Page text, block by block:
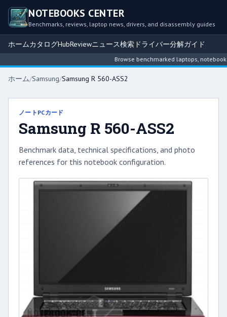
NOTEBOOKS CENTER
Benchmarks, reviews, laptop news, drivers, and disassembly guides
ホームカタログHubReviewニュース検索 ドライバー分解ガイド
Browse benchmarked laptops,
ホーム/Samsung/Samsung R 560-ASS2
ノートPCカード
Samsung R 560-ASS2
Benchmark data, technical specifications, and photo
references for this notebook configuration.